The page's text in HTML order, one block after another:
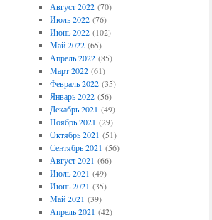
Август 2022(70)
Июль 2022(76)
Июнь 2022(102)
Май 2022(65)
Апрель 2022(85)
Март 2022(61)
Февраль 2022(35)
Январь 2022(56)
Декабрь 2021 (49)
Ноябрь 2021 (29)
Октябрь 2021 (51)
Сентябрь 2021 (56)
Август 2021 (66)
Июль 2021 (49)
Июнь 2021 (35)
Май 2021 (39)
Апрель 2021 (42)